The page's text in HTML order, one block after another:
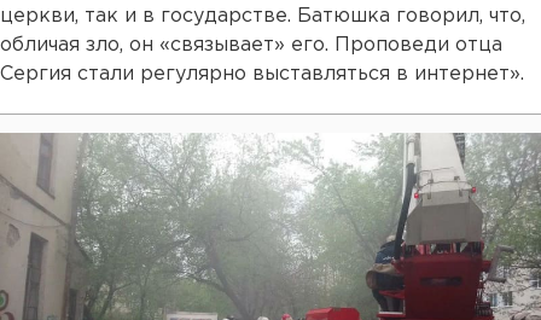
церкви, так и в государстве. Батюшка говорил, что,
обличая зло, он «связывает» его. Проповеди отца
Сергия стали регулярно выставляться в интернет».